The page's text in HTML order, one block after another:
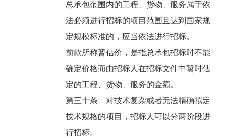
总承包范围内的工程、货物、服务属于依
法必须进行招标的项目范围且达到国家规
定规模标准的，应当依法进行招标。
前款所称暂估价，是指总承包招标时不能
确定价格而由招标人在招标文件中暂时估
定的工程、货物、服务的金额。
第三十条 对技术复杂或者无法精确拟定
技术规格的项目，招标人可以分两阶段进
行招标。